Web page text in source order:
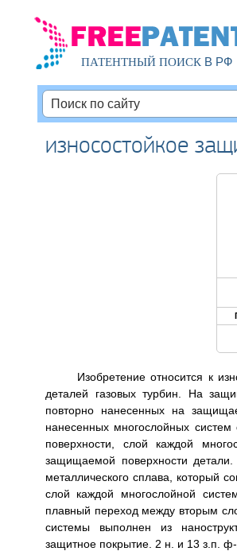
ПАТЕНТНЫЙ ПОИСКВ РФ
износостойкое
Изобретение относится к
деталей газовых турбин. На
повторно нанесенных на
нанесенных многослойных
поверхности, слой каждой
защищаемой поверхности
металлического сплава, который
слой каждой многослойной
плавный переход между вторым
системы выполнен из
защитное покрытие. 2 н. и 13 з.п.